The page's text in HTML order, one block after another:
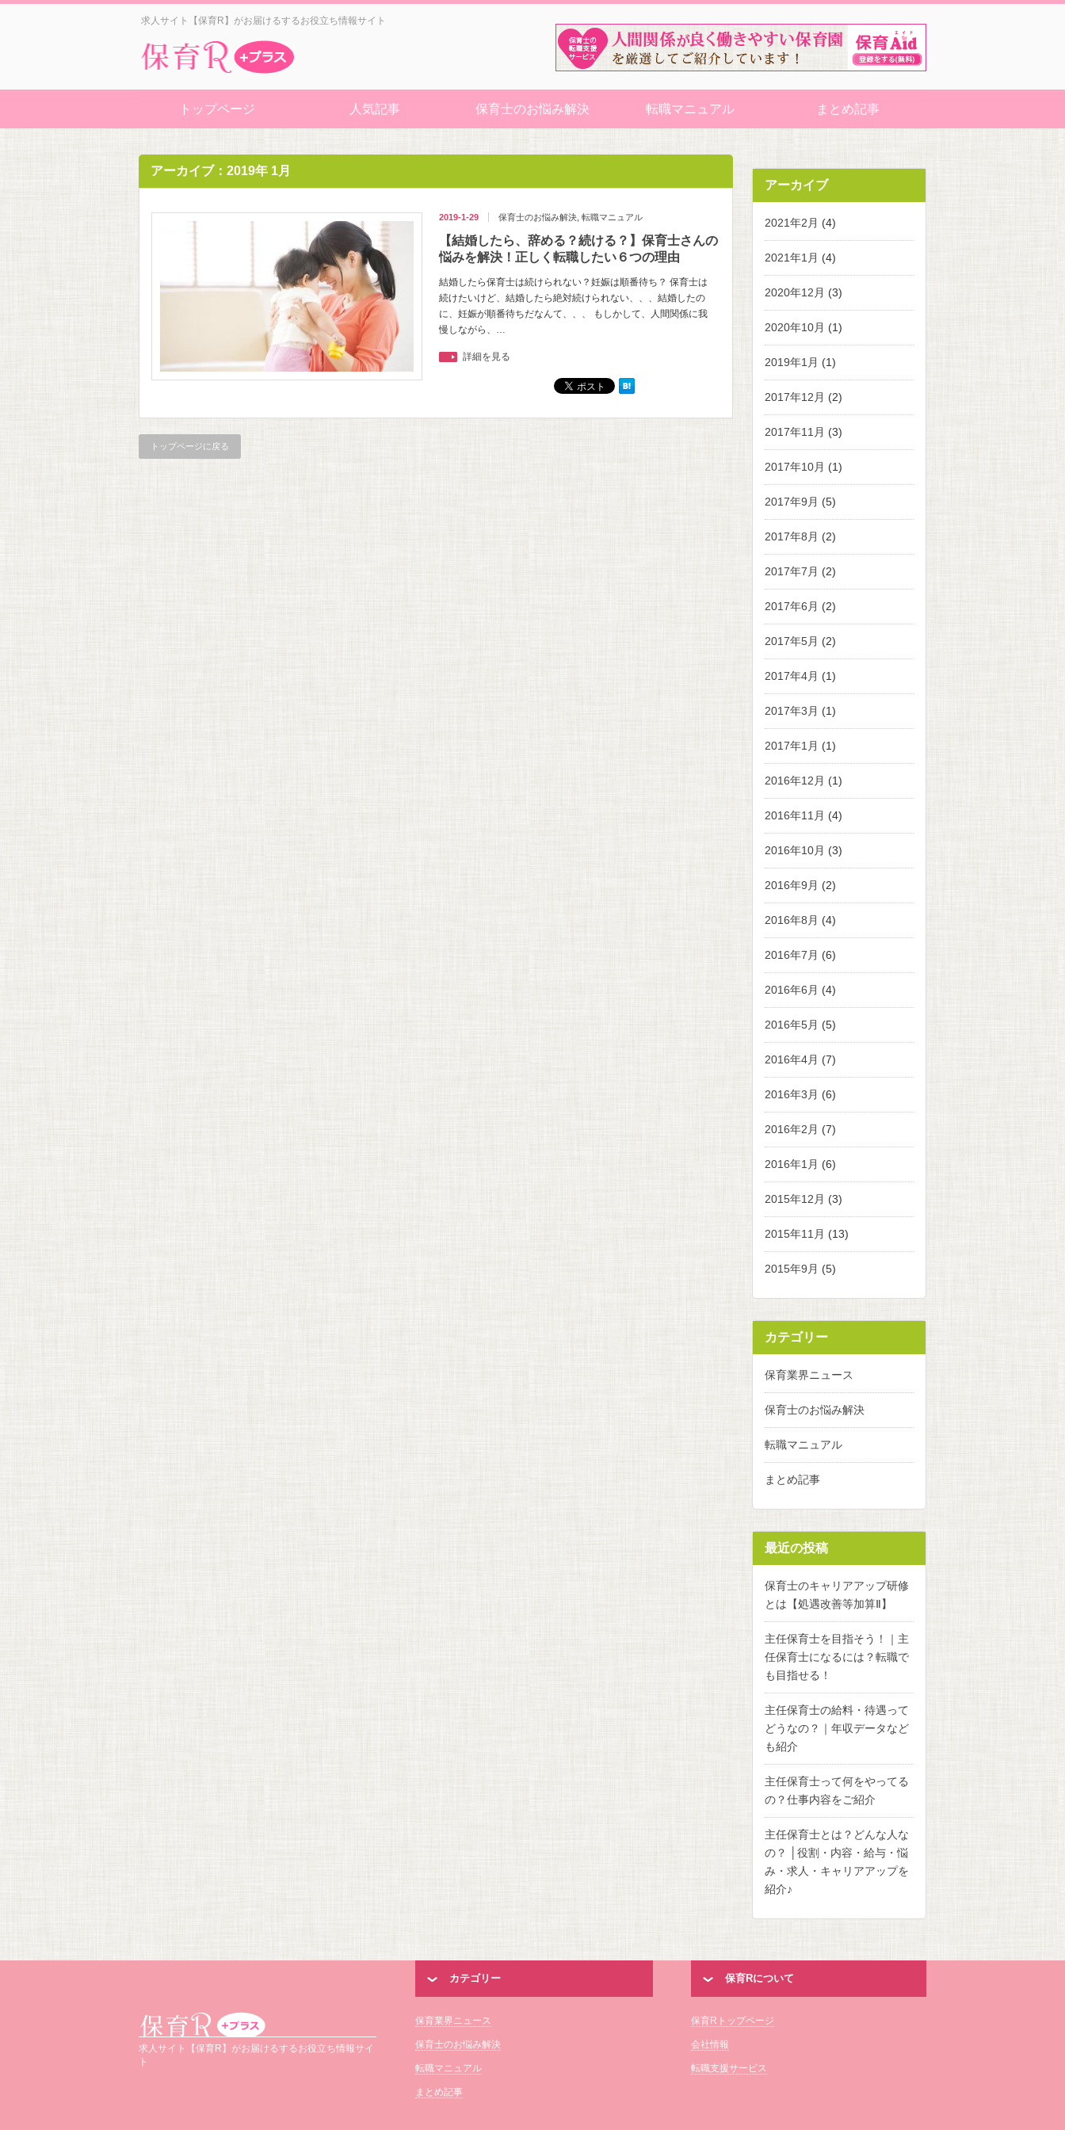
求人サイト【保育R】がお届けるするお役立ち情報サイト
トップページ 人気記事 保育士のお悩み解決 転職マニュアル まとめ記事
アーカイブ：2019年 1月
2019-1-29 保育士のお悩み解決 転職マニュアル
【結婚したら、辞める？続ける？】保育士さんの
悩みを解決！正しく転職したい６つの理由
結婚したら保育士は続けられない？妊娠は順番待ち？ 保育士は
続けたいけど、結婚したら絶対続けられない、、、結婚したの
に、妊娠が順番待ちだなんて、、、 もしかして、人間関係に我
慢しながら、…
詳細を見る
トップページに戻る
アーカイブ
2021年2月 (4)
2021年1月 (4)
2020年12月 (3)
2020年10月 (1)
2019年1月 (1)
2017年12月 (2)
2017年11月 (3)
2017年10月 (1)
2017年9月 (5)
2017年8月 (2)
2017年7月 (2)
2017年6月 (2)
2017年5月 (2)
2017年4月 (1)
2017年3月 (1)
2017年1月 (1)
2016年12月 (1)
2016年11月 (4)
2016年10月 (3)
2016年9月 (2)
2016年8月 (4)
2016年7月 (6)
2016年6月 (4)
2016年5月 (5)
2016年4月 (7)
2016年3月 (6)
2016年2月 (7)
2016年1月 (6)
2015年12月 (3)
2015年11月 (13)
2015年9月 (5)
カテゴリー
保育業界ニュース
保育士のお悩み解決
転職マニュアル
まとめ記事
最近の投稿
保育士のキャリアアップ研修
とは【処遇改善等加算Ⅱ】
主任保育士を目指そう！｜主
任保育士になるには？転職で
も目指せる！
主任保育士の給料・待遇って
どうなの？｜年収データなど
も紹介
主任保育士って何をやってる
の？仕事内容をご紹介
主任保育士とは？どんな人な
の？ │役割・内容・給与・悩
み・求人・キャリアアップを
紹介♪
カテゴリー
保育業界ニュース
保育士のお悩み解決
転職マニュアル
まとめ記事
保育Rについて
保育Rトップページ
会社情報
転職支援サービス
求人サイト【保育R】がお届けるするお役立ち情報サイ
ト